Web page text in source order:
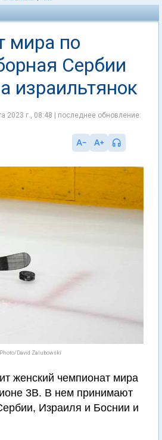
мира по
Сербии
израильтянок
2023 г., 08:48 | последнее обновление:
David Zalubowski
женский чемпионат мира
3В. В нем принимают
Израиля и Боснии и